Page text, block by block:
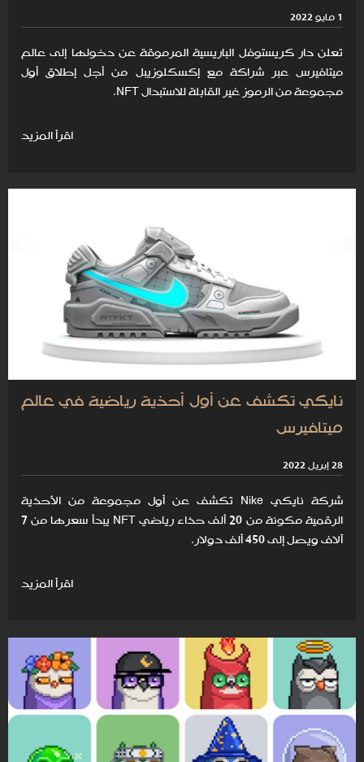
1 مايو 2022
تعلن دار كريستوفل الباريسية المرموقة عن دخولها إلى عالم
ميتافيرس عبر شراكة مع إكسكلوزيبل من أجل إطلاق أول
مجموعة من الرموز غير القابلة للاستبدال NFT.
اقرأ المزيد
نايكي تكشف عن أول أحذية رياضية في عالم
ميتافيرس
28 إبريل 2022
شركة نايكي Nike تَكشف عن أول مجموعة من الأحذية
الرقمية مكونة من 20 ألف حذاء رياضي NFT يبدأ سعرها من 7
آلاف ويصل إلى 450 ألف دولار.
اقرأ المزيد